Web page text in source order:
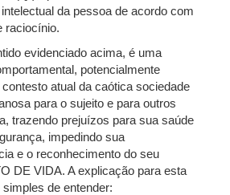
da pessoa de acordo com
raciocínio.
evidenciado acima, é uma
potencialmente
atual da caótica sociedade
para o sujeito e para outros
trazendo prejuízos para sua saúde
impedindo sua
e o reconhecimento do seu
DE VIDA. A explicação para esta
de entender: